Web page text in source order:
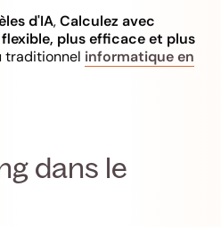
d'IA,Calculez avec
plus efficace et plus
traditionnel informatique en
dans le